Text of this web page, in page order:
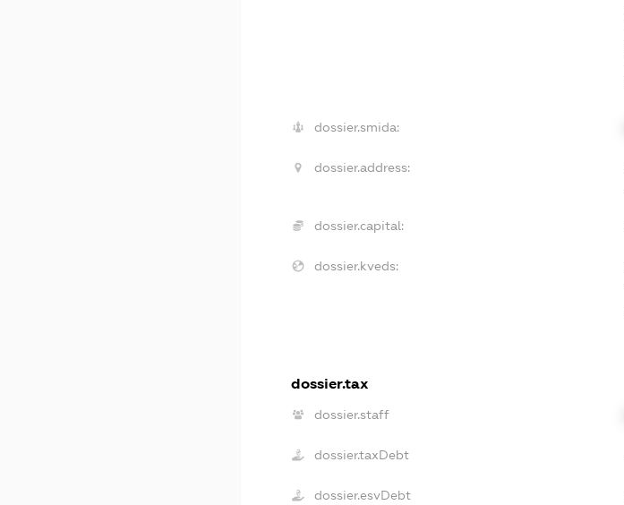
dossier.smida:
dossier.address:
dossier.capital:
dossier.kveds:
dossier.tax
dossier.staff
dossier.taxDebt
dossier.esvDebt